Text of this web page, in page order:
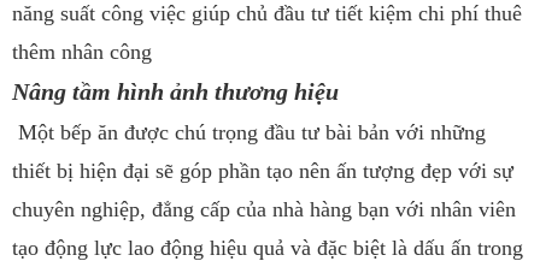
năng suất công việc giúp chủ đầu tư tiết kiệm chi phí thuê
thêm nhân công
Nâng tầm hình ảnh thương hiệu
Một bếp ăn được chú trọng đầu tư bài bản với những
thiết bị hiện đại sẽ góp phần tạo nên ấn tượng đẹp với sự
chuyên nghiệp, đẳng cấp của nhà hàng bạn với nhân viên
tạo động lực lao động hiệu quả và đặc biệt là dấu ấn trong